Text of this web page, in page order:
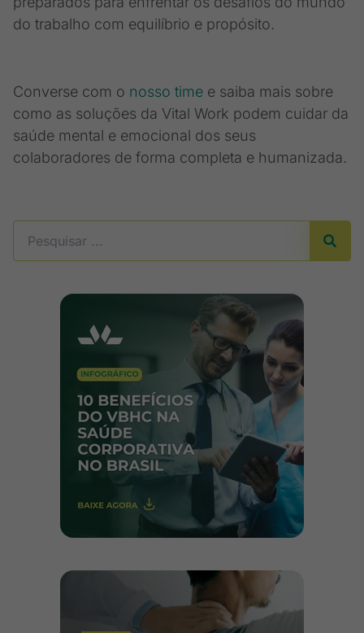
do trabalho com equilíbrio e propósito.
Converse com o nosso time e saiba mais sobre
como as soluções da Vital Work podem cuidar da
saúde mental e emocional dos seus
colaboradores de forma completa e humanizada.